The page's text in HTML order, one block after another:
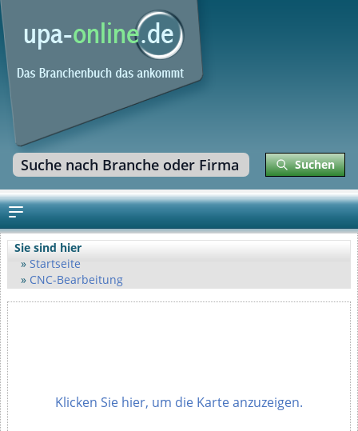
Suchen
Sie sind hier
Startseite
CNC-Bearbeitung
Klicken Sie hier, um die Karte anzuzeigen.